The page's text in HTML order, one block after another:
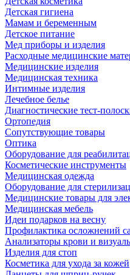
Детская гигиена
Мамам и беременным
Детское питание
Мед приборы и изделия
Расходные медицинские
Медицинские изделия
Медицинская техника
Интимные изделия
Лечебное белье
Диагностические тест-
Ортопедия
Сопутствующие товары
Оптика
Оборудование для
Косметические инструменты
Медицинская одежда
Оборудование для
Медицинские товары для
Медицинская мебель
Идеи подарков на весну
Профилактика осложнений
Анализаторы крови и
Изделия для стоп
Косметика для ухода за кожей